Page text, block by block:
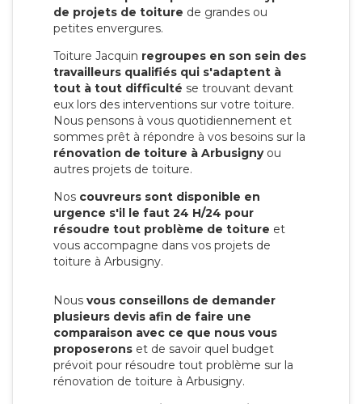
de projets de toiture de grandes ou
petites envergures.
Toiture Jacquin regroupes en son sein des
travailleurs qualifiés qui s'adaptent à
tout à tout difficulté se trouvant devant
eux lors des interventions sur votre toiture.
Nous pensons à vous quotidiennement et
sommes prêt à répondre à vos besoins sur la
rénovation de toiture à Arbusignyou
autres projets de toiture.
Nos couvreurs sont disponible en
urgence s'il le faut 24 H/24 pour
résoudre tout problème de toiture et
vous accompagne dans vos projets de
toiture à Arbusigny.
Nous vous conseillons de demander
plusieurs devis afin de faire une
comparaison avec ce que nous vous
proposerons et de savoir quel budget
prévoit pour résoudre tout problème sur la
rénovation de toiture à Arbusigny.